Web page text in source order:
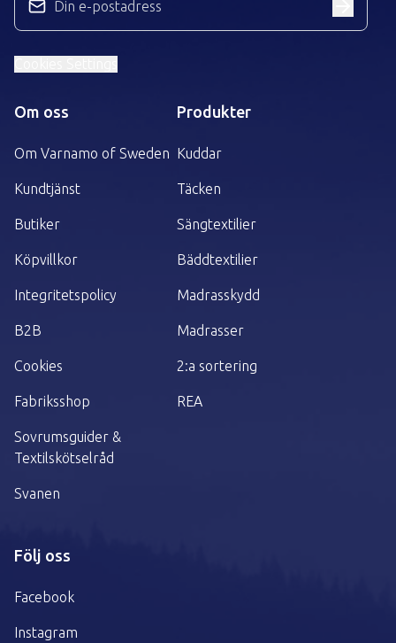
Om oss
Om Varnamo of Sweden
Kundtjänst
Butiker
Köpvillkor
Integritetspolicy
B2B
Cookies
Fabriksshop
Sovrumsguider &
Textilskötselråd
Svanen
Produkter
Kuddar
Täcken
Sängtextilier
Bäddtextilier
Madrasskydd
Madrasser
2:a sortering
REA
Följ oss
Facebook
Instagram